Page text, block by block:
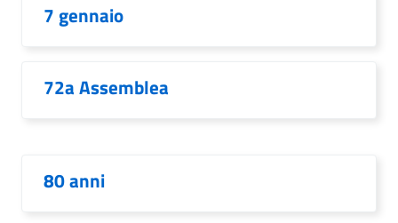
7 gennaio
72a Assemblea
80 anni